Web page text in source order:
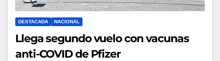
DESTACADA NACIONAL
Llega segundo vuelo con vacunas
anti-COVID de Pfizer